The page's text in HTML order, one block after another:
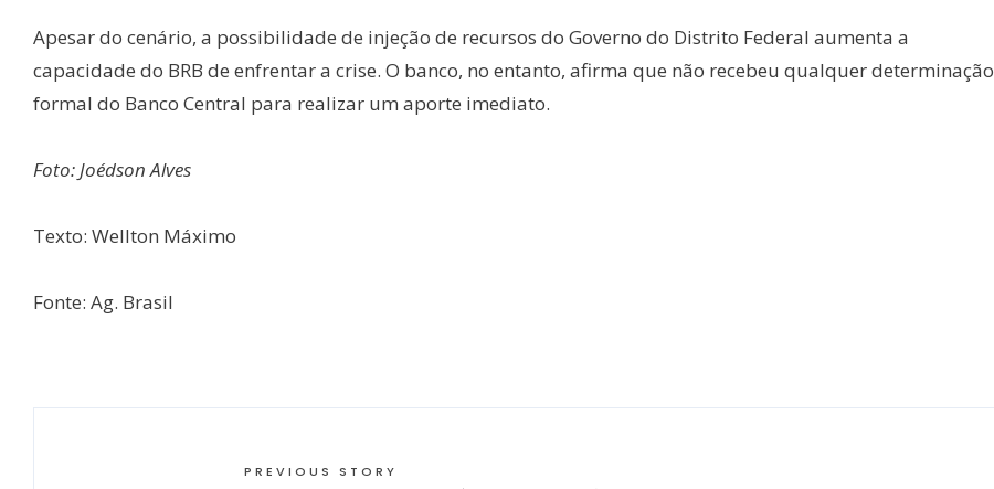
Apesar do cenário, a possibilidade de injeção de recursos do Governo do Distrito Federal aumenta a
capacidade do BRB de enfrentar a crise. O banco, no entanto, afirma que não recebeu qualquer determinação
formal do Banco Central para realizar um aporte imediato.
Foto: Joédson Alves
Texto: Wellton Máximo
Fonte: Ag. Brasil
PREVIOUS STORY